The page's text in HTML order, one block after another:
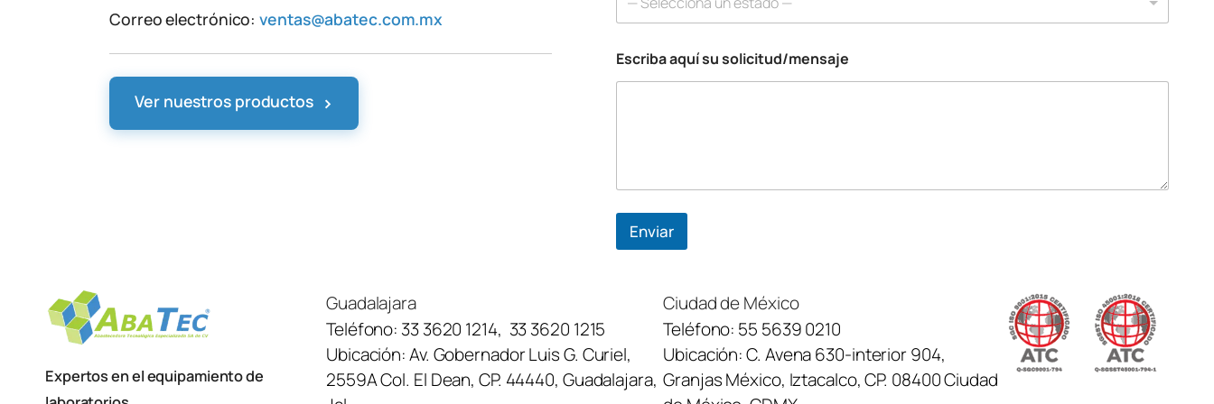
Correo electrónico:ventas@abatec.com.mx
Ver nuestros productos ›
m
r
e
Escriba aquí su solicitud/mensaje
Enviar
Expertos en el equipamiento de
Guadalajara
Teléfono: 33 3620 1214, 33 3620 1215
Ubicación:Av. Gobernador Luis G. Curiel,
2559A Col. El Dean, CP. 44440, Guadalajara,
Ciudad de México
Teléfono: 55 5639 0210
Ubicación:C. Avena 630-interior 904,
Granjas México, Iztacalco, CP. 08400 Ciudad